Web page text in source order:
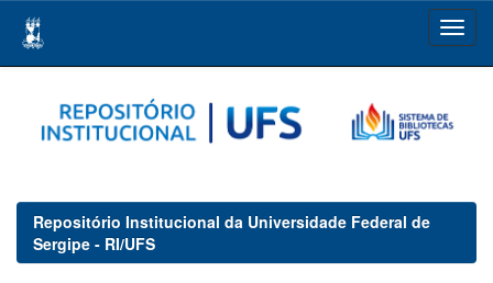
navigation
Repositório Institucional da Universidade Federal de
Sergipe - RI/UFS